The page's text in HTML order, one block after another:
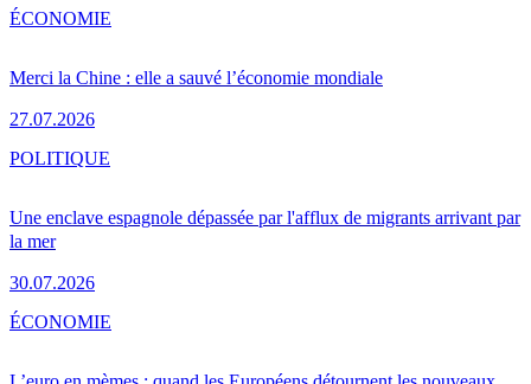
Merci la Chine : elle a sauvé l’économie mondiale
27.07.2026
ÉCONOMIE
Une enclave espagnole dépassée par l'afflux de migrants arrivant par
la mer
30.07.2026
POLITIQUE
ÉCONOMIE